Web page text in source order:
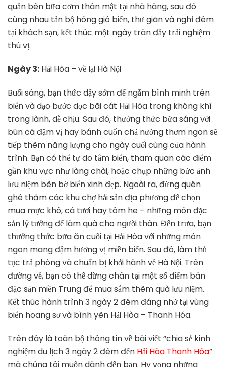
quần bên bữa cơm thân mật tại nhà hàng, sau đó
cùng nhau tản bộ hóng gió biển, thư giãn và nghỉ đêm
tại khách sạn, kết thúc một ngày tràn đầy trải nghiệm
thú vị.
Ngày 3: Hải Hòa – về lại Hà Nội
Buổi sáng, bạn thức dậy sớm để ngắm bình minh trên
biển và dạo bước dọc bãi cát Hải Hòa trong không khí
trong lành, dễ chịu. Sau đó, thưởng thức bữa sáng với
bún cá đậm vị hay bánh cuốn chả nướng thơm ngon sẽ
tiếp thêm năng lượng cho ngày cuối cùng của hành
trình. Bạn có thể tự do tắm biển, tham quan các điểm
gần khu vực như làng chài, hoặc chụp những bức ảnh
lưu niệm bên bờ biển xinh đẹp. Ngoài ra, đừng quên
ghé thăm các khu chợ hải sản địa phương để chọn
mua mực khô, cá tươi hay tôm he – những món đặc
sản lý tưởng để làm quà cho người thân. Đến trưa, bạn
thưởng thức bữa ăn cuối tại Hải Hòa với những món
ngon mang đậm hương vị miền biển. Sau đó, làm thủ
tục trả phòng và chuẩn bị khởi hành về Hà Nội. Trên
đường về, bạn có thể dừng chân tại một số điểm bán
đặc sản miền Trung để mua sắm thêm quà lưu niệm.
Kết thúc hành trình 3 ngày 2 đêm đáng nhớ tại vùng
biển hoang sơ và bình yên Hải Hòa – Thanh Hóa.
Trên đây là toàn bộ thông tin về bài viết “chia sẻ kinh
nghiệm du lịch 3 ngày 2 đêm đến Hải Hòa Thanh Hóa”